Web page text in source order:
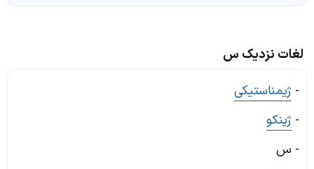
لغات نزدیک س
- ژیمناستیکی
- ژینکو
- س